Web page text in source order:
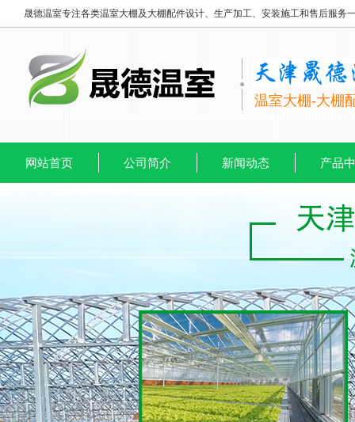
晟德温室专注各类温室大棚及大棚配件设计、生产加工、安装施工和售后服务
温室大棚-大棚
网站首页 公司简介 新闻动态 产品